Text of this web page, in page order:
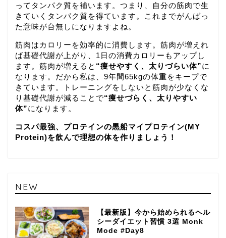
ってタンパク質を補います。つまり、自分の筋肉で生
きていくタンパク質を得ています。これまでがんばっ
た意味が台無しになりますよね。
筋肉はカロリーを効率的に消費します。筋肉が増えれ
ば基礎代謝が上がり、1日の消費カロリーもアップし
ます。筋肉が増えると “痩せやすく、太りづらい体”に
なります。だから私は、9年間65kgの体重をキープで
きています。トレーニングをしないと筋肉が少なくな
り基礎代謝が減ることで“痩せづらく、太りやすい
体”になります。
コスパ最強、プロテインの黒船マイプロテイン(MY
Protein)を飲んで理想の体を作りましょう！
NEW
【最新版】今から始められるヘル
シーダイエット習慣 3選 Monk
Mode #Day8